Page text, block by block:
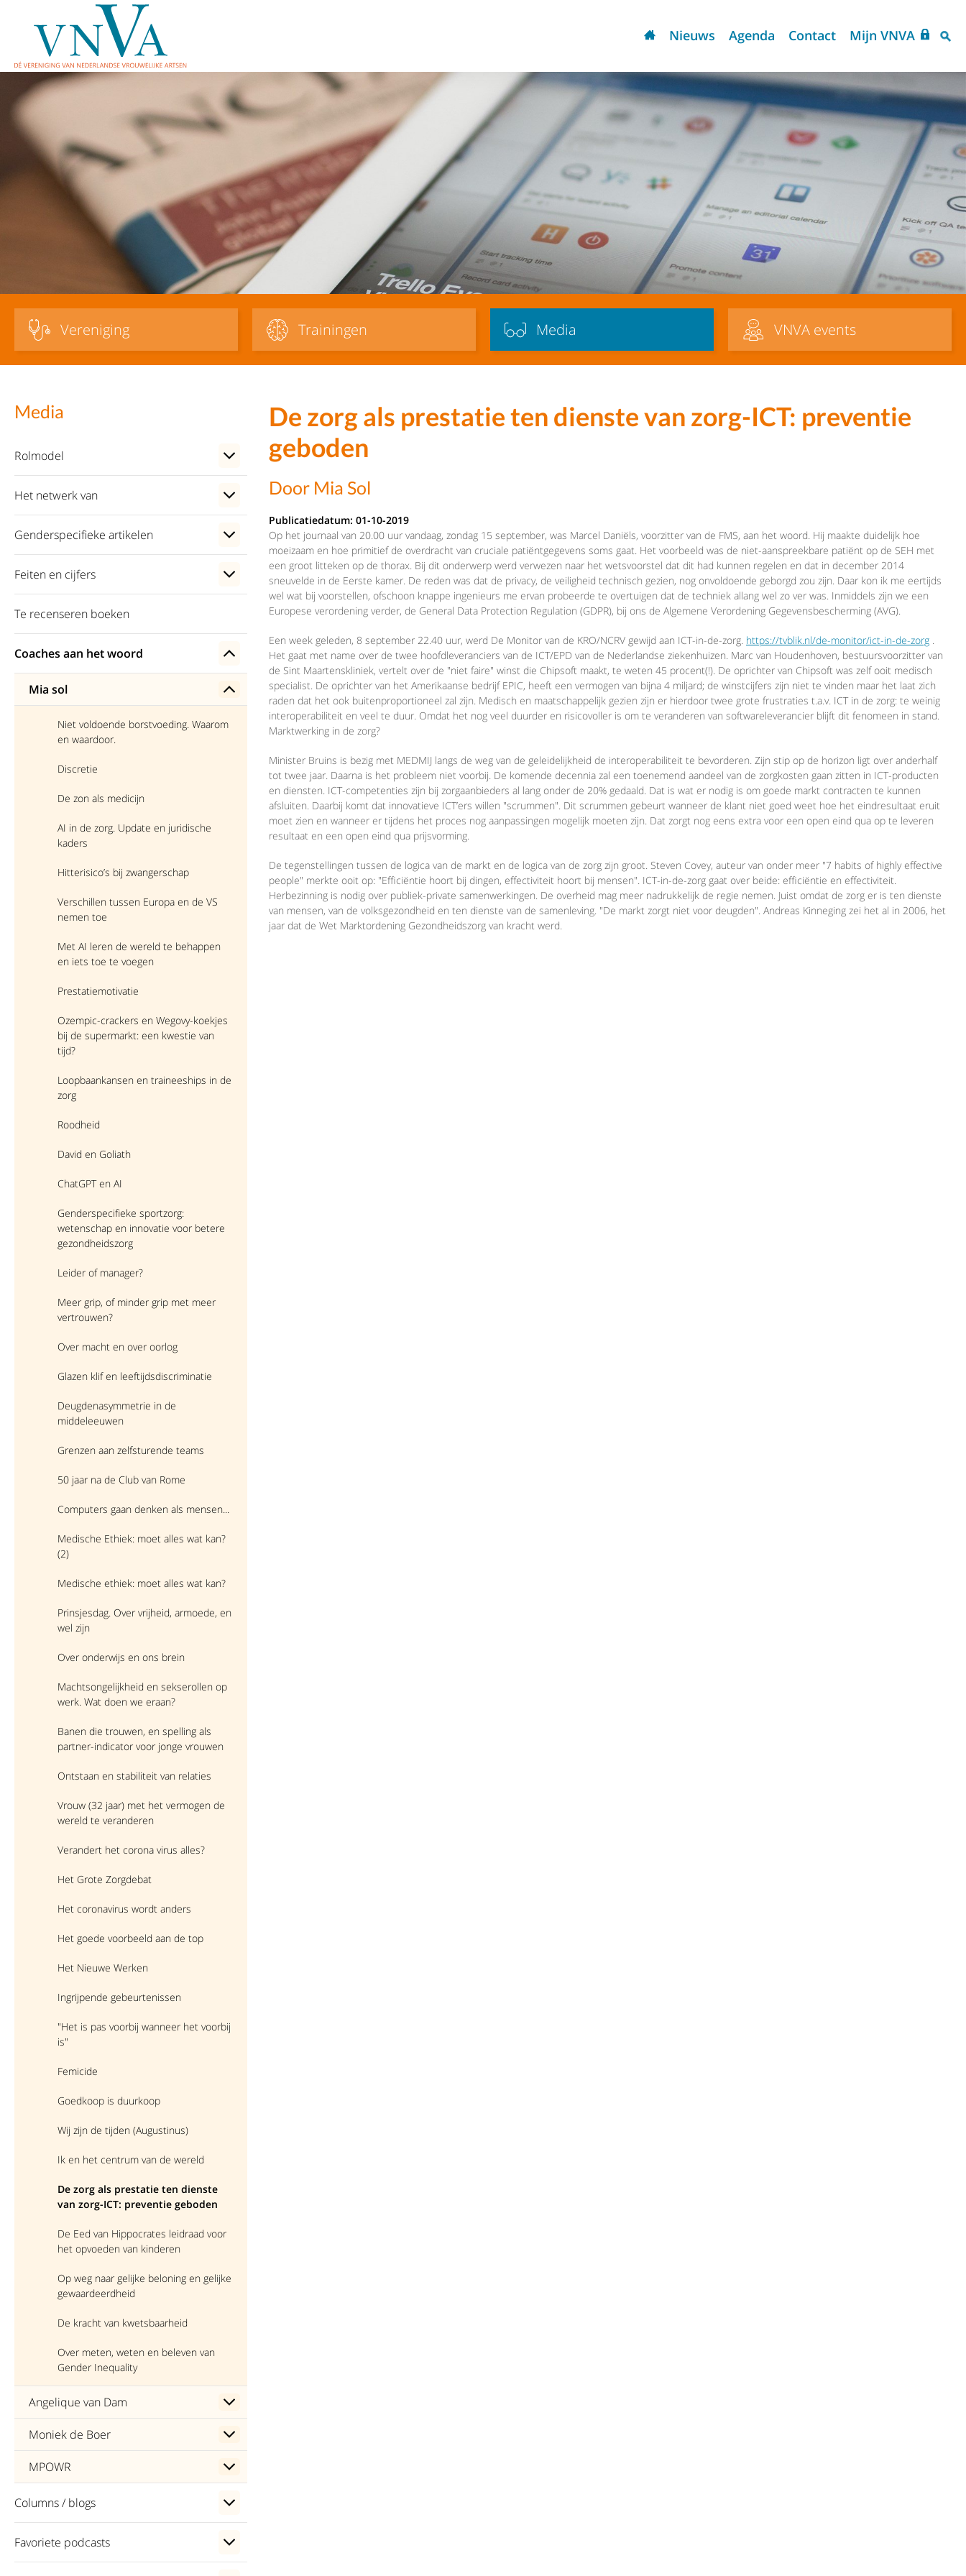
Nieuws Agenda Contact Mijn VNVA
Vereniging Trainingen Media VNVA events
Media
Rolmodel
Het netwerk van
Genderspecifieke artikelen
Feiten en cijfers
Te recenseren boeken
Coaches aan het woord
Mia sol
Niet voldoende borstvoeding. Waarom
en waardoor.
Discretie
De zon als medicijn
AI in de zorg. Update en juridische
kaders
Hitterisico’s bij zwangerschap
Verschillen tussen Europa en de VS
nemen toe
Met AI leren de wereld te behappen
en iets toe te voegen
Prestatiemotivatie
Ozempic-crackers en Wegovy-koekjes
bij de supermarkt: een kwestie van
tijd?
Loopbaankansen en traineeships in de
zorg
Roodheid
David en Goliath
ChatGPT en AI
Genderspecifieke sportzorg:
wetenschap en innovatie voor betere
gezondheidszorg
Leider of manager?
Meer grip, of minder grip met meer
vertrouwen?
Over macht en over oorlog
Glazen klif en leeftijdsdiscriminatie
Deugdenasymmetrie in de
middeleeuwen
Grenzen aan zelfsturende teams
50 jaar na de Club van Rome
Computers gaan denken als mensen...
Medische Ethiek: moet alles wat kan?
(2)
Medische ethiek: moet alles wat kan?
Prinsjesdag. Over vrijheid, armoede, en
wel zijn
Over onderwijs en ons brein
Machtsongelijkheid en sekserollen op
werk. Wat doen we eraan?
Banen die trouwen, en spelling als
partner-indicator voor jonge vrouwen
Ontstaan en stabiliteit van relaties
Vrouw (32 jaar) met het vermogen de
wereld te veranderen
Verandert het corona virus alles?
Het Grote Zorgdebat
Het coronavirus wordt anders
Het goede voorbeeld aan de top
Het Nieuwe Werken
Ingrijpende gebeurtenissen
"Het is pas voorbij wanneer het voorbij
is"
Femicide
Goedkoop is duurkoop
Wij zijn de tijden (Augustinus)
Ik en het centrum van de wereld
De zorg als prestatie ten dienste
van zorg-ICT: preventie geboden
De Eed van Hippocrates leidraad voor
het opvoeden van kinderen
Op weg naar gelijke beloning en gelijke
gewaardeerdheid
De kracht van kwetsbaarheid
Over meten, weten en beleven van
Gender Inequality
Angelique van Dam
Moniek de Boer
MPOWR
Columns / blogs
Favoriete podcasts
De zorg als prestatie ten dienste van zorg-ICT: preventie
geboden
Door Mia Sol
Publicatiedatum: 01-10-2019
Op het journaal van 20.00 uur vandaag, zondag 15 september, was Marcel Daniëls, voorzitter van de FMS, aan het woord. Hij maakte duidelijk hoe
moeizaam en hoe primitief de overdracht van cruciale patiëntgegevens soms gaat. Het voorbeeld was de niet-aanspreekbare patiënt op de SEH met
een groot litteken op de thorax. Bij dit onderwerp werd verwezen naar het wetsvoorstel dat dit had kunnen regelen en dat in december 2014
sneuvelde in de Eerste kamer. De reden was dat de privacy, de veiligheid technisch gezien, nog onvoldoende geborgd zou zijn. Daar kon ik me eertijds
wel wat bij voorstellen, ofschoon knappe ingenieurs me ervan probeerde te overtuigen dat de techniek allang wel zo ver was. Inmiddels zijn we een
Europese verordening verder, de General Data Protection Regulation (GDPR), bij ons de Algemene Verordening Gegevensbescherming (AVG).
Een week geleden, 8 september 22.40 uur, werd De Monitor van de KRO/NCRV gewijd aan ICT-in-de-zorg. https://tvblik.nl/de-monitor/ict-in-de-zorg .
Het gaat met name over de twee hoofdleveranciers van de ICT/EPD van de Nederlandse ziekenhuizen. Marc van Houdenhoven, bestuursvoorzitter van
de Sint Maartenskliniek, vertelt over de "niet faire" winst die Chipsoft maakt, te weten 45 procent(!). De oprichter van Chipsoft was zelf ooit medisch
specialist. De oprichter van het Amerikaanse bedrijf EPIC, heeft een vermogen van bijna 4 miljard; de winstcijfers zijn niet te vinden maar het laat zich
raden dat het ook buitenproportioneel zal zijn. Medisch en maatschappelijk gezien zijn er hierdoor twee grote frustraties t.a.v. ICT in de zorg: te weinig
interoperabiliteit en veel te duur. Omdat het nog veel duurder en risicovoller is om te veranderen van softwareleverancier blijft dit fenomeen in stand.
Marktwerking in de zorg?
Minister Bruins is bezig met MEDMIJ langs de weg van de geleidelijkheid de interoperabiliteit te bevorderen. Zijn stip op de horizon ligt over anderhalf
tot twee jaar. Daarna is het probleem niet voorbij. De komende decennia zal een toenemend aandeel van de zorgkosten gaan zitten in ICT-producten
en diensten. ICT-competenties zijn bij zorgaanbieders al lang onder de 20% gedaald. Dat is wat er nodig is om goede markt contracten te kunnen
afsluiten. Daarbij komt dat innovatieve ICT’ers willen "scrummen". Dit scrummen gebeurt wanneer de klant niet goed weet hoe het eindresultaat eruit
moet zien en wanneer er tijdens het proces nog aanpassingen mogelijk moeten zijn. Dat zorgt nog eens extra voor een open eind qua op te leveren
resultaat en een open eind qua prijsvorming.
De tegenstellingen tussen de logica van de markt en de logica van de zorg zijn groot. Steven Covey, auteur van onder meer "7 habits of highly effective
people" merkte ooit op: "Efficiëntie hoort bij dingen, effectiviteit hoort bij mensen". ICT-in-de-zorg gaat over beide: efficiëntie en effectiviteit.
Herbezinning is nodig over publiek-private samenwerkingen. De overheid mag meer nadrukkelijk de regie nemen. Juist omdat de zorg er is ten dienste
van mensen, van de volksgezondheid en ten dienste van de samenleving. "De markt zorgt niet voor deugden". Andreas Kinneging zei het al in 2006, het
jaar dat de Wet Marktordening Gezondheidszorg van kracht werd.